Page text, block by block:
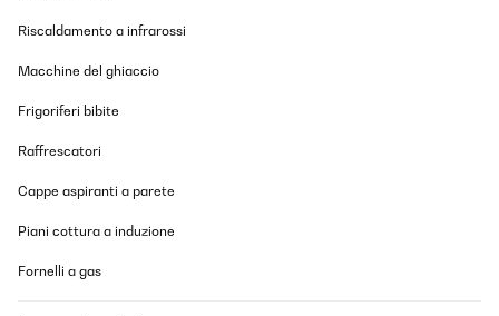
Riscaldamento a infrarossi
Macchine del ghiaccio
Frigoriferi bibite
Raffrescatori
Cappe aspiranti a parete
Piani cottura a induzione
Fornelli a gas